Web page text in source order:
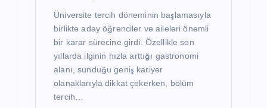
Üniversite tercih döneminin başlamasıyla
birlikte aday öğrenciler ve aileleri önemli
bir karar sürecine girdi. Özellikle son
yıllarda ilginin hızla arttığı gastronomi
alanı, sunduğu geniş kariyer
olanaklarıyla dikkat çekerken, bölüm
tercih…